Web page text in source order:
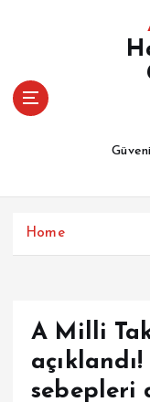
l
Home
A Milli
sebepleri